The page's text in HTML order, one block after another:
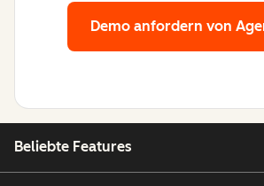
Demo anfordern von
Beliebte Features